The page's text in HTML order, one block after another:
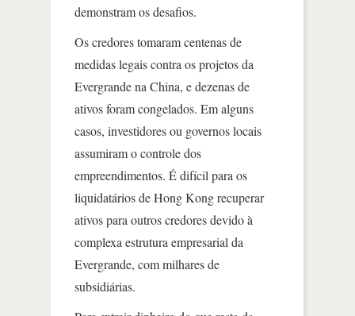
demonstram os desafios.
Os credores tomaram centenas de
medidas legais contra os projetos da
Evergrande na China, e dezenas de
ativos foram congelados. Em alguns
casos, investidores ou governos locais
assumiram o controle dos
empreendimentos. É difícil para os
liquidatários de Hong Kong recuperar
ativos para outros credores devido à
complexa estrutura empresarial da
Evergrande, com milhares de
subsidiárias.